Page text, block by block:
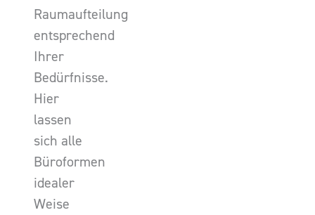
Raumaufteilung
entsprechend
Ihrer
Bedürfnisse.
Hier
lassen
sich alle
Büroformen
idealer
Weise